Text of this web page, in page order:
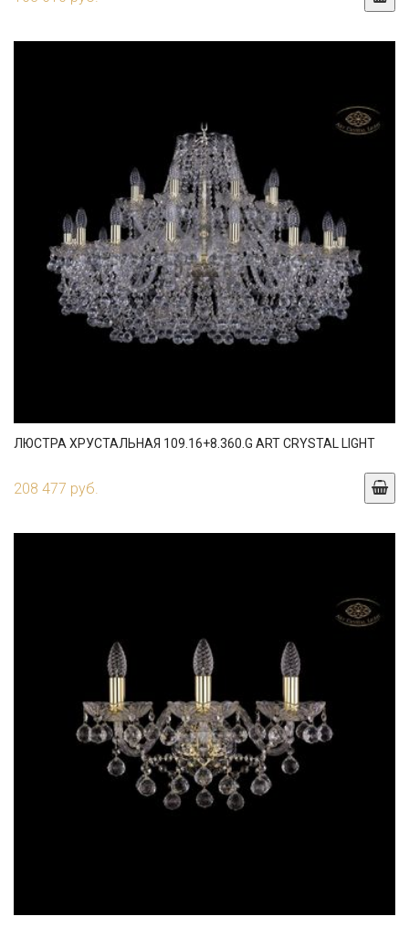
ЛЮСТРА ХРУСТАЛЬНАЯ 109.16+8.360.G ART CRYSTAL LIGHT
208 477 руб.